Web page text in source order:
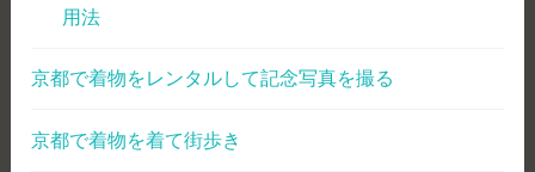
用法
京都で着物をレンタルして記念写真を撮る
京都で着物を着て街歩き